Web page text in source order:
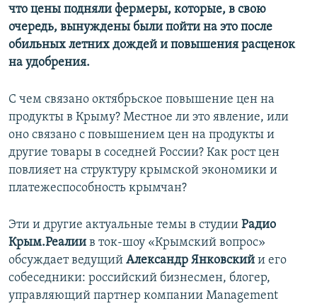
что цены подняли фермеры, которые, в свою
очередь, вынуждены были пойти на это после
обильных летних дождей и повышения расценок
на удобрения.
С чем связано октябрьское повышение цен на
продукты в Крыму? Местное ли это явление, или
оно связано с повышением цен на продукты и
другие товары в соседней России? Как рост цен
повлияет на структуру крымской экономики и
платежеспособность крымчан?
Эти и другие актуальные темы в студии Радио
Крым.Реалии в ток-шоу «Крымский вопрос»
обсуждает ведущий Александр Янковский и его
собеседники: российский бизнесмен, блогер,
управляющий партнер компании Management